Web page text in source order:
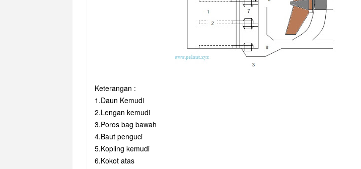
Keterangan :
1.Daun Kemudi
2.Lengan kemudi
3.Poros bag bawah
4.Baut penguci
5.Kopling kemudi
6.Kokot atas